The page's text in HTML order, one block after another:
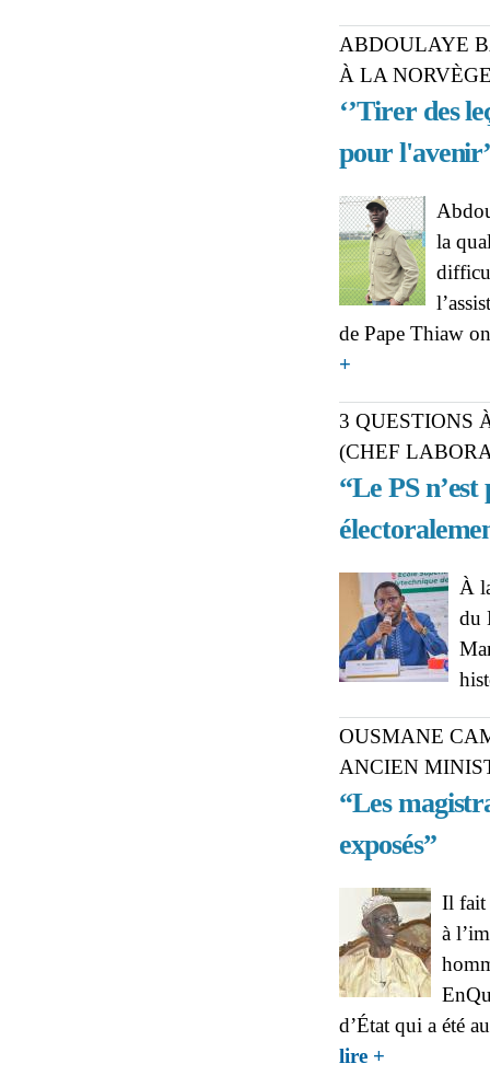
ABDOULAYE
À LA
‘’Tirer des
pour
la
de Pape Thiaw
+
3 QUESTIONS
(CHEF
“Le PS
À
du
OUSMANE
ANCIEN
“Les
exposés”
Il fait
à
d’État qui a été
lire +